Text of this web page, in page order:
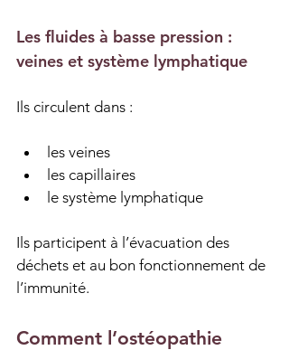
Les fluides à basse pression :
veines et système lymphatique
Ils circulent dans :
les veines
les capillaires
le système lymphatique
Ils participent à l’évacuation des
déchets et au bon fonctionnement de
l’immunité.
Comment l’ostéopathie